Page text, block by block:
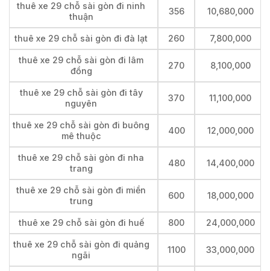
thuê xe 29 chỗ sài gòn đi ninh
thuận
356 10,680,000
thuê xe 29 chỗ sài gòn đi đà lạt 260 7,800,000
thuê xe 29 chỗ sài gòn đi lâm
đồng
270 8,100,000
thuê xe 29 chỗ sài gòn đi tây
nguyên
370 11,100,000
thuê xe 29 chỗ sài gòn đi buông
mê thuộc
400 12,000,000
thuê xe 29 chỗ sài gòn đi nha
trang
480 14,400,000
thuê xe 29 chỗ sài gòn đi miền
trung
600 18,000,000
thuê xe 29 chỗ sài gòn đi huế 800 24,000,000
thuê xe 29 chỗ sài gòn đi quảng
ngãi
1100 33,000,000